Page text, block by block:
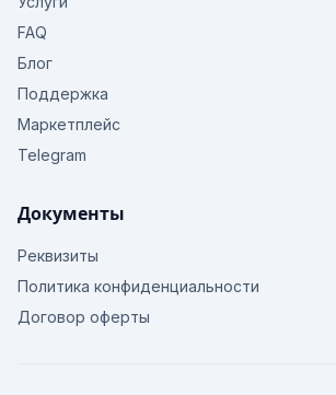
FAQ
Блог
Поддержка
Маркетплейс
Telegram
Документы
Реквизиты
Политика конфиденциальности
Договор оферты